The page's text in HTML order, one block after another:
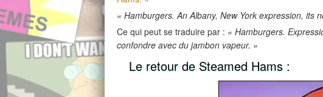
« Hamburgers. An Albany, New York expression, its
Ce qui peut se traduire par : « Hamburgers.
confondre avec du jambon vapeur. »
Le retour de Steamed Hams :